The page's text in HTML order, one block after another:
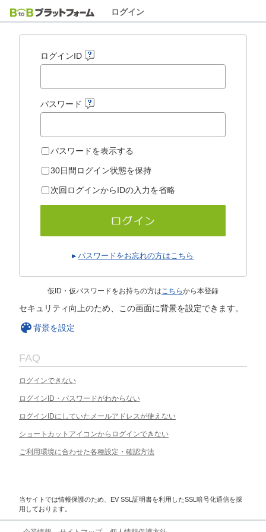
ログイン
ログインID
パスワード
パスワードを表示する
30日間ログイン状態を保持
次回ログインからIDの入力を省略
パスワードをお忘れの方はこちら
仮ID・仮パスワードをお持ちの方はこちらから本登録
セキュリティ向上のため、この画面に背景を設定できます。
背景を設定
FAQ
ログインできない
ログインID・パスワードがわからない
ログインIDにしていたメールアドレスが使えない
ショートカットアイコンからログインできない
ご利用環境に合わせた各種設定・確認方法
当サイトでは情報保護のため、EV SSL証明書を利用したSSL暗号化通信を採
用しております。